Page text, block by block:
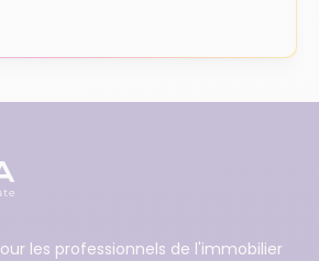
les professionnels de l'immobilier